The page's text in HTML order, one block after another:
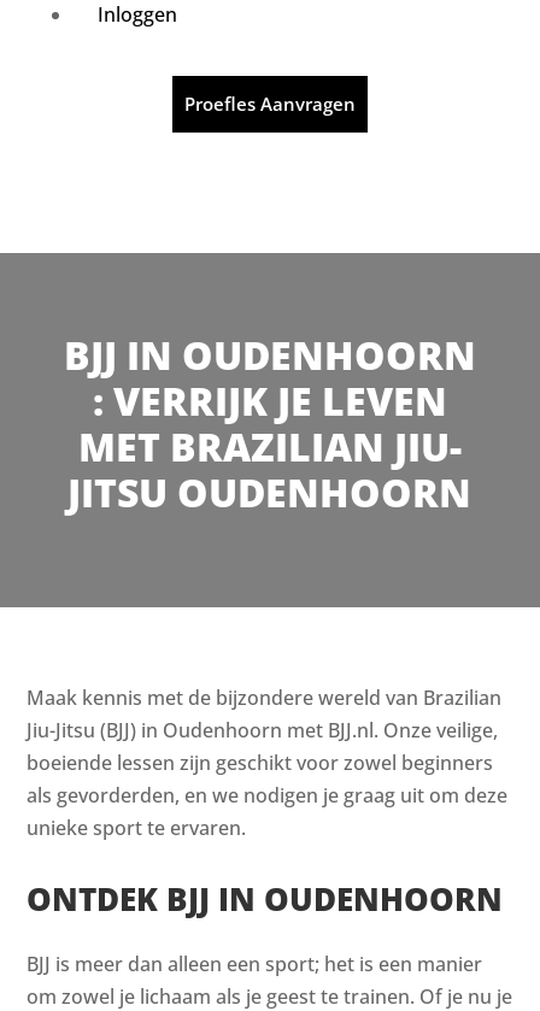
Inloggen
Proefles Aanvragen
BJJ IN OUDENHOORN
: VERRIJK JE LEVEN
MET BRAZILIAN JIU-
JITSU OUDENHOORN
Maak kennis met de bijzondere wereld van Brazilian
Jiu-Jitsu (BJJ) in Oudenhoorn met BJJ.nl. Onze veilige,
boeiende lessen zijn geschikt voor zowel beginners
als gevorderden, en we nodigen je graag uit om deze
unieke sport te ervaren.
ONTDEK BJJ IN OUDENHOORN
BJJ is meer dan alleen een sport; het is een manier
om zowel je lichaam als je geest te trainen. Of je nu je